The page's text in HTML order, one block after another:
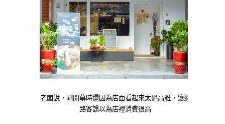
老闆說，剛開幕時還因為店面看起來太過高雅，讓過
路客誤以為店裡消費很高